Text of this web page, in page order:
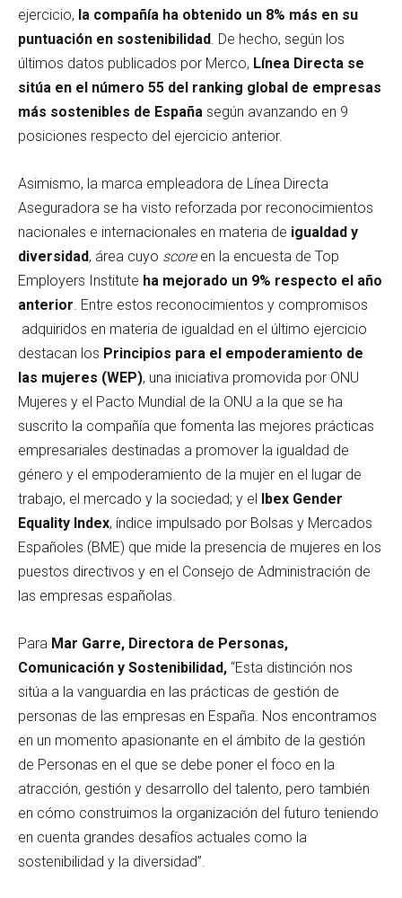
ejercicio, la compañía ha obtenido un 8% más en su
puntuación en sostenibilidad . De hecho, según los
últimos datos publicados por Merco, Línea Directa se
sitúa en el número 55 del ranking global de empresas
más sostenibles de España según avanzando en 9
posiciones respecto del ejercicio anterior.
Asimismo, la marca empleadora de Línea Directa
Aseguradora se ha visto reforzada por reconocimientos
nacionales e internacionales en materia de igualdad y
diversidad, área cuyo scoreen la encuesta de Top
Employers Institute ha mejorado un 9% respecto el año
anterior . Entre estos reconocimientos y compromisos
adquiridos en materia de igualdad en el último ejercicio
destacan los Principios para el empoderamiento de
las mujeres (WEP), una iniciativa promovida por ONU
Mujeres y el Pacto Mundial de la ONU a la que se ha
suscrito la compañía que fomenta las mejores prácticas
empresariales destinadas a promover la igualdad de
género y el empoderamiento de la mujer en el lugar de
trabajo, el mercado y la sociedad; y el Ibex Gender
Equality Index, índice impulsado por Bolsas y Mercados
Españoles (BME) que mide la presencia de mujeres en los
puestos directivos y en el Consejo de Administración de
las empresas españolas.
Para Mar Garre, Directora de Personas,
Comunicación y Sostenibilidad, “Esta distinción nos
sitúa a la vanguardia en las prácticas de gestión de
personas de las empresas en España. Nos encontramos
en un momento apasionante en el ámbito de la gestión
de Personas en el que se debe poner el foco en la
atracción, gestión y desarrollo del talento, pero también
en cómo construimos la organización del futuro teniendo
en cuenta grandes desafíos actuales como la
sostenibilidad y la diversidad”.